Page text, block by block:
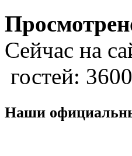
Сейчас на
гостей: 3600
Наши